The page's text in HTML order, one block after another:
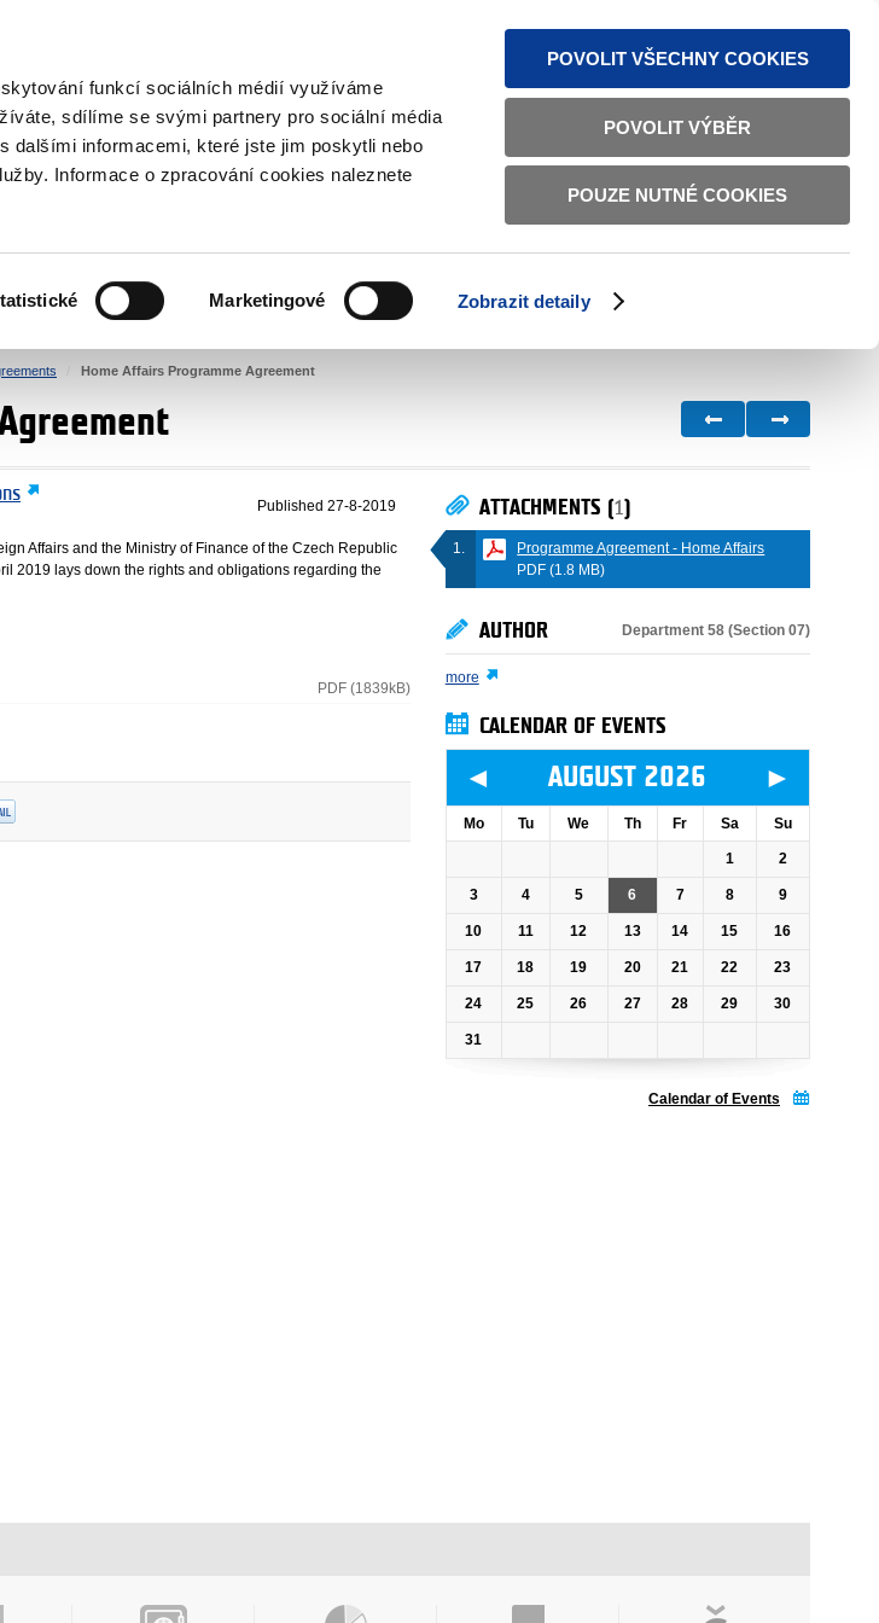
funkcí sociálních médií využíváme
sdílíme se svými partnery pro sociální média
dalšími informacemi, které jste jim poskytli nebo
Informace o zpracování cookies naleznete
Marketingové Zobrazit detaily
POVOLIT VŠECHNY COOKIES
POVOLIT VÝBĚR
POUZE NUTNÉ COOKIES
TEXT VERSION ČESKY ENGLISH
JUSTICE HOME AFFAIRS BILATERAL RELATIONS
Home Affairs Programme Agreement
Published 27-8-2019
Affairs and the Ministry of Finance of the Czech Republic
2019 lays down the rights and obligations regarding the
PDF (1839kB)
ATTACHMENTS (1 )
Programme Agreement - Home Affairs
PDF (1.8 MB)
AUTHOR Department 58 (Section 07)
more
CALENDAR OF EVENTS
◄ AUGUST 2026 ►
Mo Tu We Th Fr Sa Su
1 2
3 4 5 6 7 8 9
10 11 12 13 14 15 16
17 18 19 20 21 22 23
24 25 26 27 28 29 30
31
Calendar of Events